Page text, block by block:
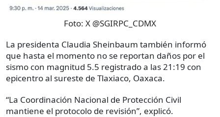
Foto: X @SGIRPC_CDMX
La presidenta Claudia Sheinbaum también informó
que hasta el momento no se reportan daños por el
sismo con magnitud 5.5 registrado a las 21:19 con
epicentro al sureste de Tlaxiaco, Oaxaca.
“La Coordinación Nacional de Protección Civil
mantiene el protocolo de revisión”, explicó.